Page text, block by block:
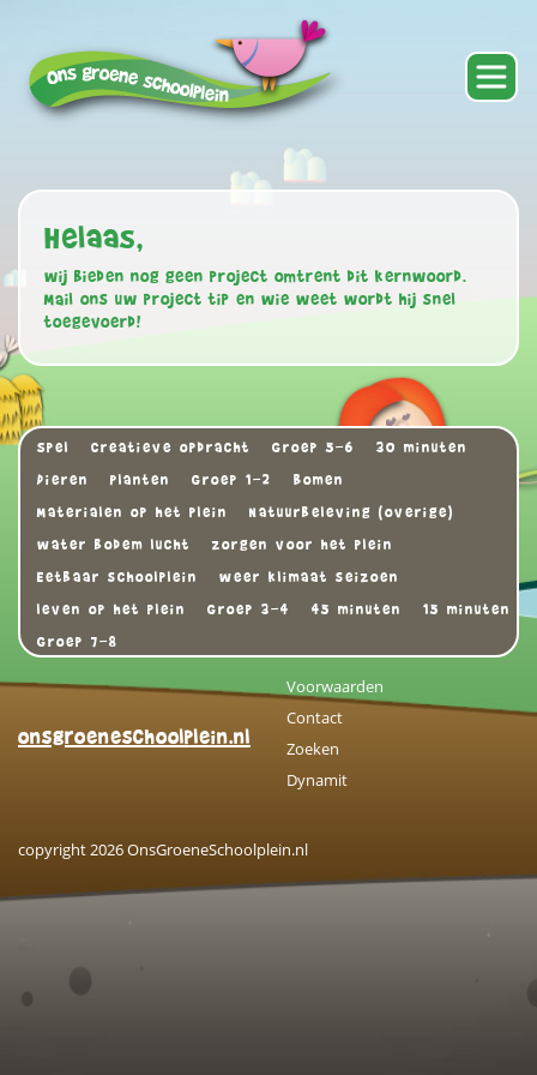
Helaas,
wij bieden nog geen project omtrent dit kernwoord.
Mail ons uw project tip en wie weet wordt hij snel
toegevoerd!
Spel Creatieve opdracht Groep 5-6
30 minuten
Dieren
Planten Groep 1-2
Bomen
Materialen op het plein
Natuurbeleving (overige)
water bodem lucht
zorgen voor het plein
Eetbaar schoolplein
weer klimaat seizoen
leven op het plein
Groep 3-4 45 minuten
15 minuten
Groep 7-8
onsgroeneschoolplein.nl
Voorwaarden
Contact
Zoeken
Dynamit
copyright 2026 OnsGroeneSchoolplein.nl